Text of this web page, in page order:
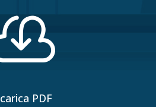
PDF